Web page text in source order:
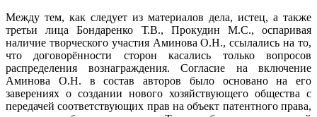
Между тем, как следует из материалов дела, истец, а также
третьи лица Бондаренко Т.В., Прокудин М.С., оспаривая
наличие творческого участия Аминова О.Н., ссылались на то,
что договорённости сторон касались только вопросов
распределения вознаграждения. Согласие на включение
Аминова О.Н. в состав авторов было основано на его
заверениях о создании нового хозяйствующего общества с
передачей соответствующих прав на объект патентного права,